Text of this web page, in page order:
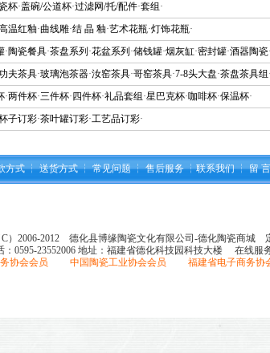
杯·盖碗/公道杯·过滤网/托/配件·套组 ·
温红釉·曲线雕·结 晶 釉·艺术花瓶·灯饰花瓶·
·陶瓷餐具·茶盘系列 ·花盆系列 ·储钱罐·烟灰缸·密封罐·酒器陶瓷·
夫茶具·玻璃泡茶器·汝窑茶具·哥窑茶具·7-8头大盘·茶盘茶具组 ·
·两件杯·三件杯· 四件杯·礼品套组 ·星巴克杯·咖啡杯·保温杯·
子订彩·茶叶罐订彩·工艺品订彩·
方式┆送货方式┆常见问题┆售后服务┆联系我们┆留 言
）2006-2012 德化县博缘陶瓷文化有限公司-德化陶瓷商城 定
：0595-23552006 地址：福建省德化科技园科技大楼 在线服
务协会会员 中国陶瓷工业协会会员 福建省电子商务协